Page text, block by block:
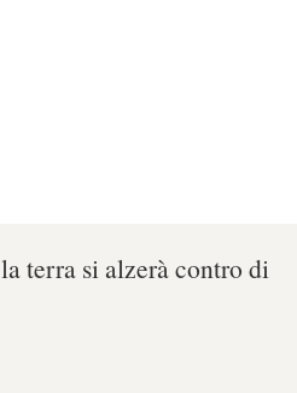
terra si alzerà contro di